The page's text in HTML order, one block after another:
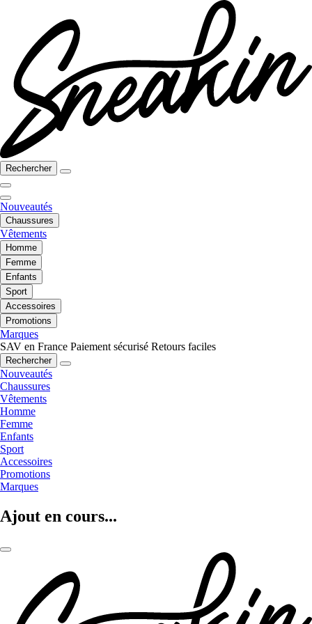
Rechercher
Nouveautés
Chaussures
Vêtements
Homme
Femme
Enfants
Sport
Accessoires
Promotions
Marques
SAV en France Paiement sécurisé Retours faciles
Rechercher
Nouveautés
Chaussures
Vêtements
Homme
Femme
Enfants
Sport
Accessoires
Promotions
Marques
Ajout en cours...